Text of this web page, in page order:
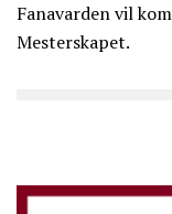
Fanavarden vil
Mesterskapet.